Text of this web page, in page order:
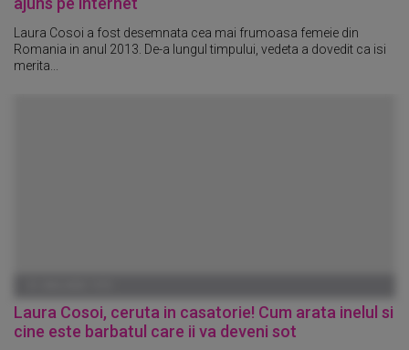
Laura Cosoi a fost desemnata cea mai frumoasa femeie din
Romania in anul 2013. De-a lungul timpului, vedeta a dovedit ca isi
merita...
Laura Cosoi, ceruta in casatorie! Cum arata inelul si
cine este barbatul care ii va deveni sot